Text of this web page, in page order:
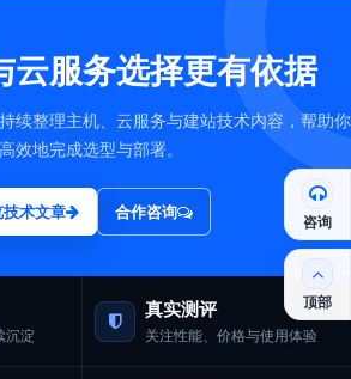
云服务选择更有依据
续整理主机、云服务与建站技术内容，帮助你
效地完成选型与部署。
术文章 合作咨询
沉淀
真实测评
关注性能、价格与使用体验
咨询
顶部